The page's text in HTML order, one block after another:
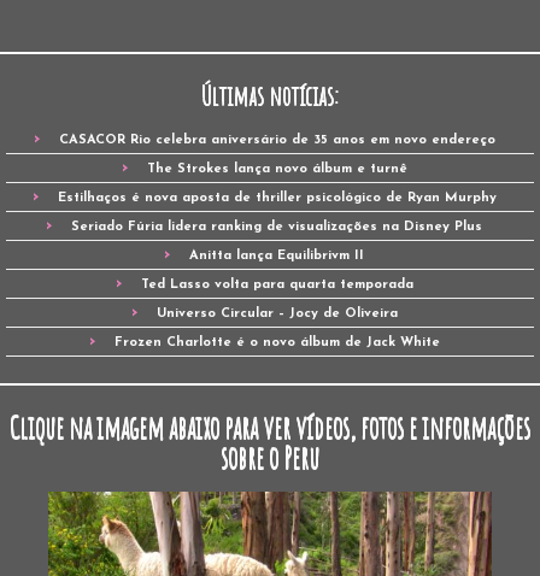
Últimas notícias:
CASACOR Rio celebra aniversário de 35 anos em novo endereço
The Strokes lança novo álbum e turnê
Estilhaços é nova aposta de thriller psicológico de Ryan Murphy
Seriado Fúria lidera ranking de visualizações na Disney Plus
Anitta lança Equilibrivm II
Ted Lasso volta para quarta temporada
Universo Circular – Jocy de Oliveira
Frozen Charlotte é o novo álbum de Jack White
Clique na imagem abaixo para ver vídeos, fotos e informações
sobre o Peru